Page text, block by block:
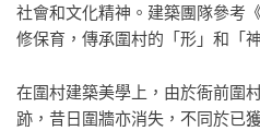
社會和文化精神。建築團隊參考
修保育，傳承圍村的「形」和「
在圍村建築美學上，由於衙前圍
跡，昔日圍牆亦消失，不同於已